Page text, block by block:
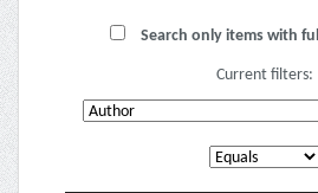
Search only items with
Current filters: